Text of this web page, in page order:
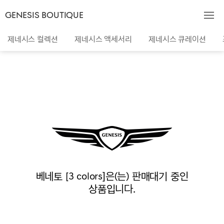
GENESIS BOUTIQUE
제네시스 컬렉션 제네시스 액세서리 제네시스 큐레이션
베네토 [3 colors]은(는) 판매대기 중인
상품입니다.